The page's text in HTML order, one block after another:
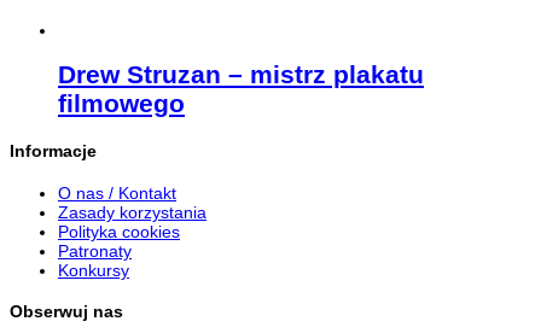
Drew Struzan – mistrz plakatu
filmowego
Informacje
O nas / Kontakt
Zasady korzystania
Polityka cookies
Patronaty
Konkursy
Obserwuj nas